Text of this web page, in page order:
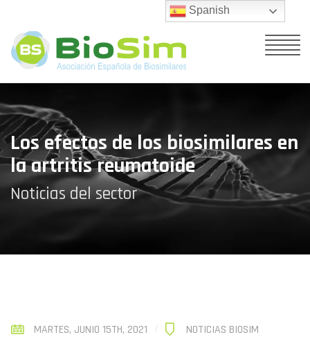
Los efectos de los biosimilares en
la artritis reumatoide
Noticias del sector
MARTES, JUNIO 15TH, 2021 NOTICIAS BIOSIM
Spanish